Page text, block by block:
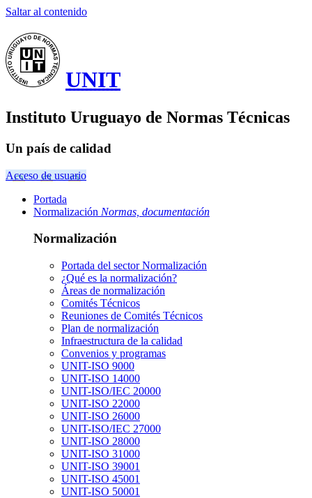
Saltar al contenido
UNIT
Instituto Uruguayo de Normas Técnicas
Un país de calidad
Acceso de usuario
Portada
Normalización Normas, documentación
Normalización
Portada del sectorNormalización
¿Qué es la normalización?
Áreas de normalización
Comités Técnicos
Reuniones de Comités Técnicos
Plan de normalización
Infraestructura de la calidad
Convenios y programas
UNIT-ISO 9000
UNIT-ISO 14000
UNIT-ISO/IEC 20000
UNIT-ISO 22000
UNIT-ISO 26000
UNIT-ISO/IEC 27000
UNIT-ISO 28000
UNIT-ISO 31000
UNIT-ISO 39001
UNIT-ISO 45001
UNIT-ISO 50001